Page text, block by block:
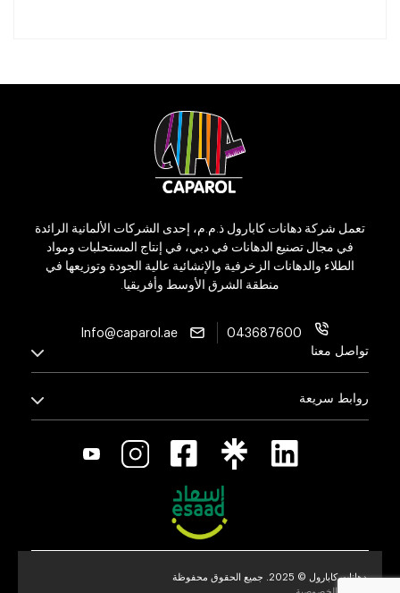
تعمل شركة دهانات كابارول ذ.م.م، إحدى الشركات الألمانية الرائدة
في مجال تصنيع الدهانات في دبي، في إنتاج المستحلبات ومواد
الطلاء والدهانات الزخرفية والإنشائية عالية الجودة وتوزيعها في
منطقة الشرق الأوسط وأفريقيا.
043687600
Info@caparol.ae
تواصل معنا
روابط سريعة
دهانات كابارول © 2025. جميع الحقوق محفوظة